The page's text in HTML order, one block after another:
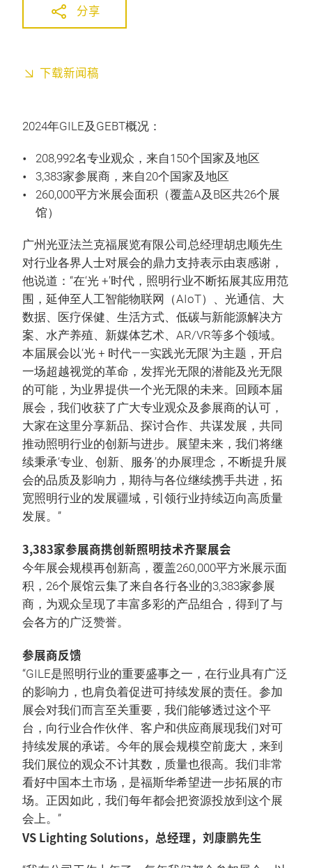
分享
下载新闻稿
2024年GILE及GEBT概况：
208,992名专业观众，来自150个国家及地区
3,383家参展商，来自20个国家及地区
260,000平方米展会面积（覆盖A及B区共26个展
馆）
广州光亚法兰克福展览有限公司总经理胡忠顺先生
对行业各界人士对展会的鼎力支持表示由衷感谢，
他说道：“在‘光 +’时代，照明行业不断拓展其应用范
围，延伸至人工智能物联网（AIoT）、光通信、大
数据、医疗保健、生活方式、低碳与新能源解决方
案、水产养殖、新媒体艺术、AR/VR等多个领域。
本届展会以‘光 + 时代——实践光无限’为主题，开启
一场超越视觉的革命，发挥光无限的潜能及光无限
的可能，为业界提供一个光无限的未来。回顾本届
展会，我们收获了广大专业观众及参展商的认可，
大家在这里分享新品、探讨合作、共谋发展，共同
推动照明行业的创新与进步。展望未来，我们将继
续秉承‘专业、创新、服务’的办展理念，不断提升展
会的品质及影响力，期待与各位继续携手共进，拓
宽照明行业的发展疆域，引领行业持续迈向高质量
发展。”
3,383家参展商携创新照明技术齐聚展会
今年展会规模再创新高，覆盖260,000平方米展示面
积，26个展馆云集了来自各行各业的3,383家参展
商，为观众呈现了丰富多彩的产品组合，得到了与
会各方的广泛赞誉。
参展商反馈
“GILE是照明行业的重要盛事之一，在行业具有广泛
的影响力，也肩负着促进可持续发展的责任。参加
展会对我们而言至关重要，我们能够透过这个平
台，向行业合作伙伴、客户和供应商展现我们对可
持续发展的承诺。今年的展会规模空前庞大，来到
我们展位的观众不计其数，质量也很高。我们非常
看好中国本土市场，是福斯华希望进一步拓展的市
场。正因如此，我们每年都会把资源投放到这个展
会上。”
VS Lighting Solutions，总经理，刘康鹏先生